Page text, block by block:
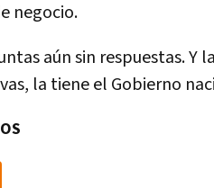
negocio.
aún sin respuestas.
la tiene el Gobierno